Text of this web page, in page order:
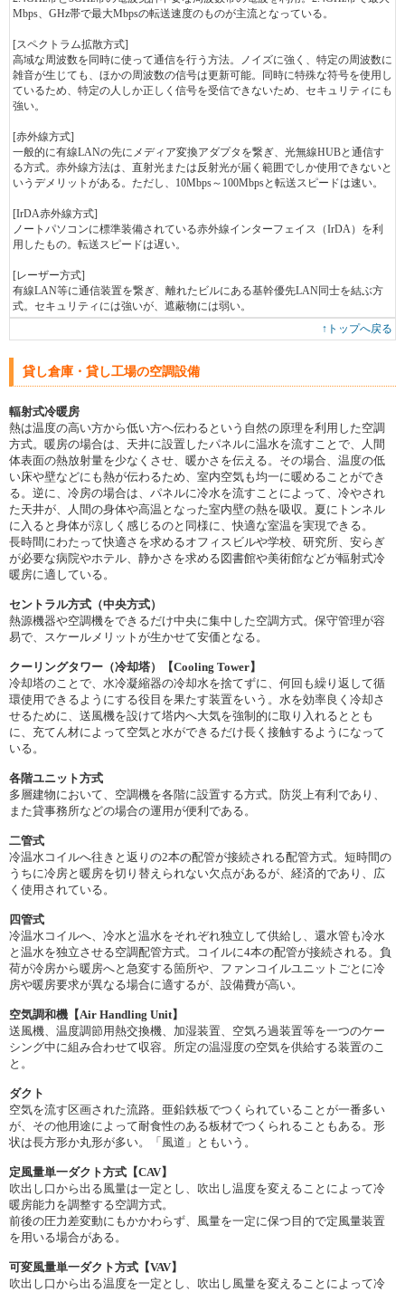
Mbps、GHz帯で最大Mbpsの転送速度のものが主流となっている。
[スペクトラム拡散方式]
高域な周波数を同時に使って通信を行う方法。ノイズに強く、特定の周波数に
雑音が生じても、ほかの周波数の信号は更新可能。同時に特殊な符号を使用し
ているため、特定の人しか正しく信号を受信できないため、セキュリティにも
強い。
[赤外線方式]
一般的に有線LANの先にメディア変換アダプタを繋ぎ、光無線HUBと通信す
る方式。赤外線方法は、直射光または反射光が届く範囲でしか使用できないと
いうデメリットがある。ただし、10Mbps～100Mbpsと転送スピードは速い。
[IrDA赤外線方式]
ノートパソコンに標準装備されている赤外線インターフェイス（IrDA）を利
用したもの。転送スピードは遅い。
[レーザー方式]
有線LAN等に通信装置を繋ぎ、離れたビルにある基幹優先LAN同士を結ぶ方
式。セキュリティには強いが、遮蔽物には弱い。
↑トップへ戻る
貸し倉庫・貸し工場の空調設備
輻射式冷暖房
熱は温度の高い方から低い方へ伝わるという自然の原理を利用した空調
方式。暖房の場合は、天井に設置したパネルに温水を流すことで、人間
体表面の熱放射量を少なくさせ、暖かさを伝える。その場合、温度の低
い床や壁などにも熱が伝わるため、室内空気も均一に暖めることができ
る。逆に、冷房の場合は、パネルに冷水を流すことによって、冷やされ
た天井が、人間の身体や高温となった室内壁の熱を吸収。夏にトンネル
に入ると身体が涼しく感じるのと同様に、快適な室温を実現できる。
長時間にわたって快適さを求めるオフィスビルや学校、研究所、安らぎ
が必要な病院やホテル、静かさを求める図書館や美術館などが輻射式冷
暖房に適している。
セントラル方式（中央方式）
熱源機器や空調機をできるだけ中央に集中した空調方式。保守管理が容
易で、スケールメリットが生かせて安価となる。
クーリングタワー（冷却塔）【Cooling Tower】
冷却塔のことで、水冷凝縮器の冷却水を捨てずに、何回も繰り返して循
環使用できるようにする役目を果たす装置をいう。水を効率良く冷却さ
せるために、送風機を設けて塔内へ大気を強制的に取り入れるととも
に、充てん材によって空気と水ができるだけ長く接触するようになって
いる。
各階ユニット方式
多層建物において、空調機を各階に設置する方式。防災上有利であり、
また貸事務所などの場合の運用が便利である。
二管式
冷温水コイルへ往きと返りの2本の配管が接続される配管方式。短時間の
うちに冷房と暖房を切り替えられない欠点があるが、経済的であり、広
く使用されている。
四管式
冷温水コイルへ、冷水と温水をそれぞれ独立して供給し、還水管も冷水
と温水を独立させる空調配管方式。コイルに4本の配管が接続される。負
荷が冷房から暖房へと急変する箇所や、ファンコイルユニットごとに冷
房や暖房要求が異なる場合に適するが、設備費が高い。
空気調和機【Air Handling Unit】
送風機、温度調節用熱交換機、加湿装置、空気ろ過装置等を一つのケー
シング中に組み合わせて収容。所定の温湿度の空気を供給する装置のこ
と。
ダクト
空気を流す区画された流路。亜鉛鉄板でつくられていることが一番多い
が、その他用途によって耐食性のある板材でつくられることもある。形
状は長方形か丸形が多い。「風道」ともいう。
定風量単一ダクト方式【CAV】
吹出し口から出る風量は一定とし、吹出し温度を変えることによって冷
暖房能力を調整する空調方式。
前後の圧力差変動にもかかわらず、風量を一定に保つ目的で定風量装置
を用いる場合がある。
可変風量単一ダクト方式【VAV】
吹出し口から出る温度を一定とし、吹出し風量を変えることによって冷